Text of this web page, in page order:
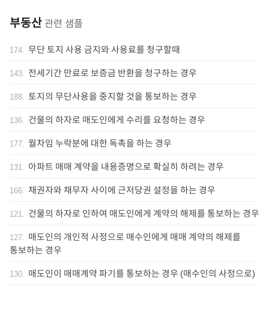
부동산 관련 샘플
174. 무단 토지 사용 금지와 사용료를 청구할때
143. 전세기간 만료로 보증금 반환을 청구하는 경우
188. 토지의 무단사용을 중지할 것을 통보하는 경우
136. 건물의 하자로 매도인에게 수리를 요청하는 경우
177. 월차임 누락분에 대한 독촉을 하는 경우
131. 아파트 매매 계약을 내용증명으로 확실히 하려는 경우
166. 채권자와 채무자 사이에 근저당권 설정을 하는 경우
121. 건물의 하자로 인하여 매도인에게 계약의 해제를 통보하는 경우
127. 매도인의 개인적 사정으로 매수인에게 매매 계약의 해제를
통보하는 경우
130. 매도인이 매매계약 파기를 통보하는 경우 (매수인의 사정으로)